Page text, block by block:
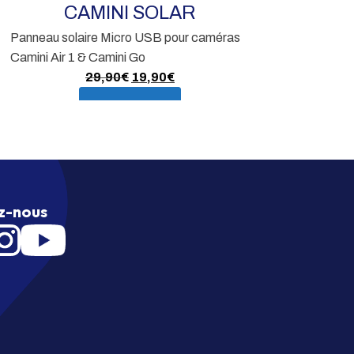
CAMINI SOLAR
Panneau solaire Micro USB pour caméras
Camini Air 1 & Camini Go
29,90€ Le
19,90€Le
nous